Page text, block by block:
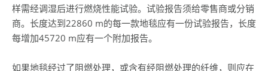
样需经调湿后进行燃烧性能试验。试验报告须给零售商或分销
商。长度达到22860 m的每一款地毯应有一份试验报告，长度
每增加45720 m应有一个附加报告。
如果地毯经过了阻燃处理，或含有经阻燃处理的纤维，则应在